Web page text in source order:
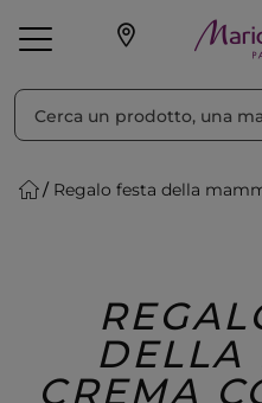
Make-up Profumi
Regalo festa della
DELLA
CREMA
Ordina per